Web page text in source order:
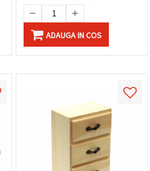
ADAUGA IN COS